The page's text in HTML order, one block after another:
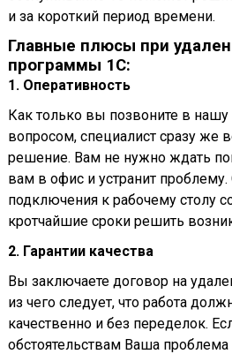
и за короткий период времени.
Главные плюсы при
программы 1С:
1. Оперативность
Как только вы позвоните в
вопросом, специалист сразу же
решение. Вам не нужно ждать
вам в офис и устранит
подключения к рабочему столу
кротчайшие сроки решить
2. Гарантии качества
Вы заключаете договор на
из чего следует, что работа
качественно и без переделок.
обстоятельствам Ваша